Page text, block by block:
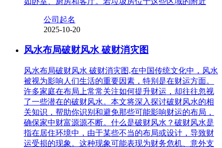
公司起名
2025-10-20
风水布局破财风水 破财消灾图
风水布局破财风水 破财消灾图,在中国传统文化中，风水
被视为影响人们生活的重要因素，特别是在财运方面。
许多家庭在布局上常常关注如何提升财运，却往往忽视
了一些潜在的破财风水。本文将深入探讨破财风水的相
关知识，帮助你识别和避免那些可能影响财运的布局，
确保家中财富源源不断。什么是破财风水？破财风水是
指在居住环境中，由于某些不当的布局或设计，导致财
运受损的现象。这种现象可能表现为财务危机、意外支